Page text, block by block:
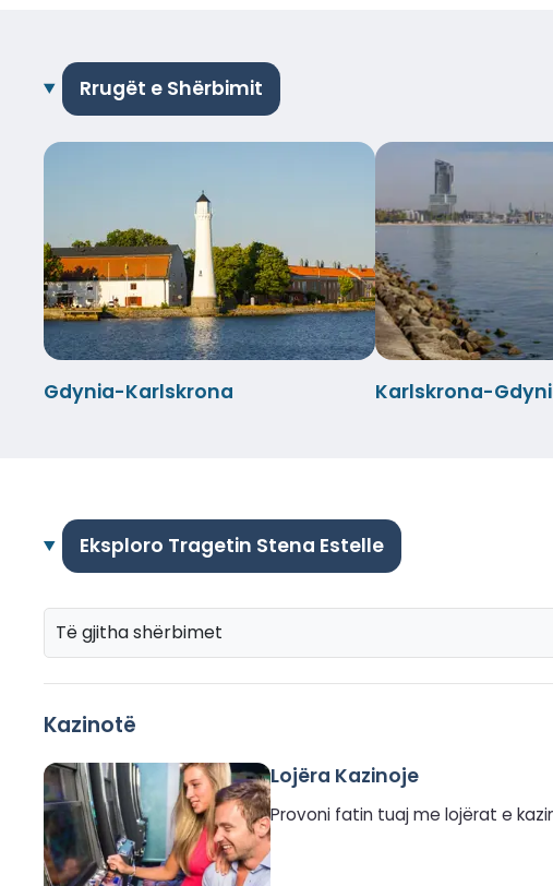
Rrugët e Shërbimit
Gdynia-Karlskrona Karlskrona-
Eksploro Tragetin Stena Estelle
Të gjitha shërbimet
Kazinotë
Lojëra Kazinoje
Provoni fatin tuaj me lojërat e